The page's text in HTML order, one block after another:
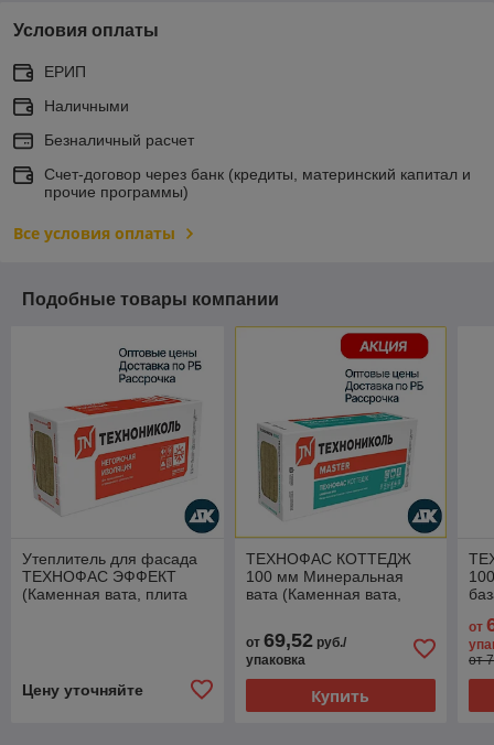
Условия оплаты
ЕРИП
Наличными
Безналичный расчет
Счет-договор через банк (кредиты, материнский капитал и
прочие программы)
Все условия оплаты
Подобные товары компании
Утеплитель для фасада
ТЕХНОФАС ЭФФЕКТ
(Каменная вата, плита
Цену уточняйте
ТЕХНОФАС КОТТЕДЖ
100 мм Минеральная
вата (Каменная вата,
утеплитель для стен)
от 69,52руб./
упаковка
Купить
от
от